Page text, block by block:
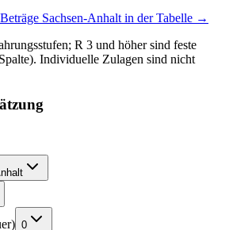
Sachsen-Anhalt in der Tabelle →
R 3 und höher sind feste
Individuelle Zulagen sind nicht
0